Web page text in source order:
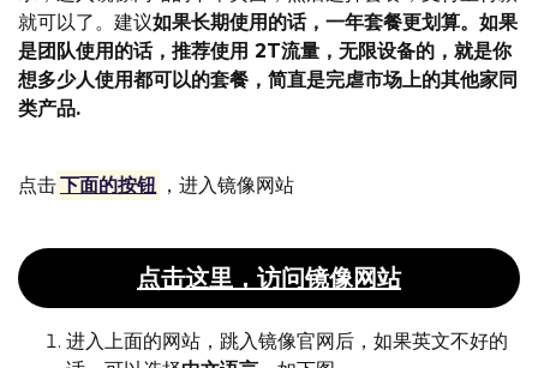
就可以了。建议如果长期使用的话，一年套餐更划算。如果
是团队使用的话，推荐使用 2T流量，无限设备的，就是你
想多少人使用都可以的套餐，简直是完虐市场上的其他家同
类产品.
点击下面的按钮 ，进入镜像网站
点击这里，访问镜像网站
进入上面的网站，跳入镜像官网后，如果英文不好的